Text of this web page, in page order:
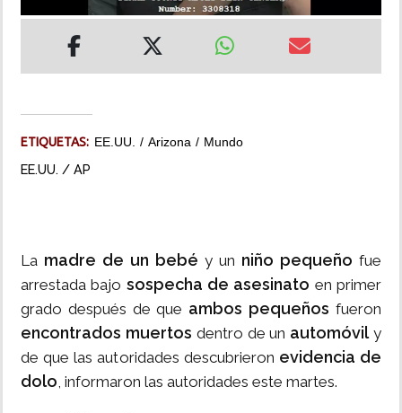
IMPRESO
ETIQUETAS: EE.UU. Arizona Mundo
EE.UU. / AP
La madre de un bebé y un niño pequeño fue
arrestada bajo sospecha de asesinato en primer
grado después de que ambos pequeñosfueron
encontrados muertos dentro de un automóvily
de que las autoridades descubrieron evidencia de
dolo, informaron las autoridades este martes.